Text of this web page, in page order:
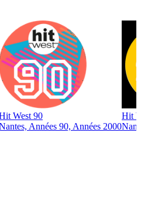
West 90
Années 90, Années 2000
Hit